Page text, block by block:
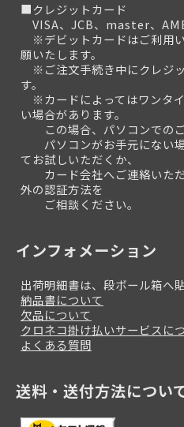
■クレジットカード
VISA、JCB、master、
※デビットカードはご利用
願いたします。
※ご注文手続き中にクレジ
す。
※カードによってはワンタ
い場合があります。
この場合、パソコンでのご
パソコンがお手元にない場
てお試しいただくか、
カード会社へご連絡いただ
外の認証方法を
ご相談ください。
インフォメーション
出荷明細書は、段ボール箱へ
納品書について
欠品について
クロネコ掛け払いサービスに
よくある質問
送料・送付方法につい